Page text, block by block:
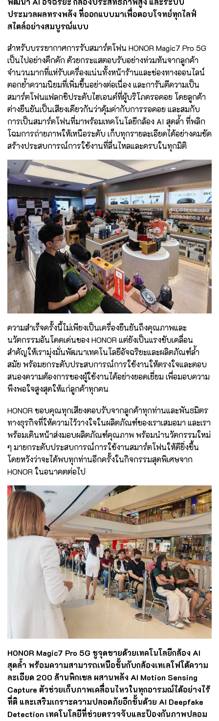
ประมวลผลทรงพลัง ที่ออกแบบมาเพื่อตอบโจทย์ทุกไลฟ์
สไตล์อย่างสมบูรณ์แบบ
สำหรับบรรยากาศการรับสมาร์ตโฟน HONOR Magic7 Pro 5G
เป็นไปอย่างคึกคัก ด้วยกระแสตอบรับอย่างท่วมท้นจากลูกค้า
จำนวนมากที่แห่รับเครื่องแน่นทั้งหน้าร้านและช่องทางออนไลน์
ตอกย้ำความนิยมที่เพิ่มขึ้นอย่างต่อเนื่อง และการันตีความเป็น
สมาร์ตโฟนแฟลกชิประดับไฮเอนด์ที่ผู้บริโภครอคอย โดยลูกค้า
ต่างยืนยันเป็นเสียงเดียวกันว่าคุ้มค่ากับการรอคอย และสมกับ
การเป็นสมาร์ตโฟนที่มาพร้อมเทคโนโลยีกล้อง AI สุดล้ำ ที่พลิก
โฉมการถ่ายภาพให้เหนือระดับ เก็บทุกรายละเอียดได้อย่างคมชัด
สร้างประสบการณ์การใช้งานที่ลื่นไหลและครบในทุกมิติ
ความสำเร็จครั้งนี้ไม่เพียงเป็นเครื่องยืนยันถึงคุณภาพและ
นวัตกรรมอันโดดเด่นของ HONOR แต่ยังเป็นแรงขับเคลื่อน
สำคัญให้เรามุ่งมั่นพัฒนาเทคโนโลยีอัจฉริยะและผลิตภัณฑ์ล้ำ
สมัย พร้อมยกระดับประสบการณ์การใช้งานให้ตรงใจและตอบ
สนองความต้องการของผู้ใช้งานได้อย่างยอดเยี่ยม เพื่อมอบความ
พึงพอใจสูงสุดให้แก่ลูกค้าทุกคน
HONOR ขอบคุณทุกเสียงตอบรับจากลูกค้าทุกท่านและพันธมิตร
ทางธุรกิจที่ให้ความไว้วางใจในผลิตภัณฑ์ของเราเสมอมา และเรา
พร้อมเดินหน้าส่งมอบผลิตภัณฑ์คุณภาพ พร้อมนำนวัตกรรมใหม่
ๆ มายกระดับประสบการณ์การใช้งานสมาร์ตโฟนให้ดียิ่งขึ้น
โดยหวังว่าจะได้พบทุกท่านอีกครั้งในกิจกรรมสุดพิเศษจาก
HONOR ในอนาคตต่อไป
HONOR Magic7 Pro 5G ชูจุดขายด้วยเทคโนโลยีกล้อง AI
สุดล้ำ พร้อมความสามารถเหนือชั้นกับกล้องเทเลโฟโต้ความ
ละเอียด 200 ล้านพิกเซล ผสานพลัง AI Motion Sensing
Capture ตัวช่วยเก็บภาพเคลื่อนไหวในทุกอารมณ์ได้อย่างไร้
ที่ติ และเสริมเกราะความปลอดภัยอีกขั้นด้วย AI Deepfake
Detection เทคโนโลยีที่ช่วยตรวจจับและป้องกันภาพปลอม